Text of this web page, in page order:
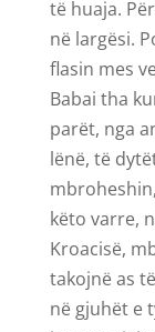
të huaja.
në largësi.
flasin mes
Babai tha
parët, nga
lënë, të
këto varre,
Kroacisë,
takojnë as
në gjuhët e